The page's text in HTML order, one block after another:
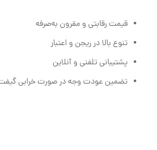
قیمت رقابتی و مقرون به‌صرفه
تنوع بالا در ریجن و اعتبار
پشتیبانی تلفنی و آنلاین
تضمین عودت وجه در صورت خرابی